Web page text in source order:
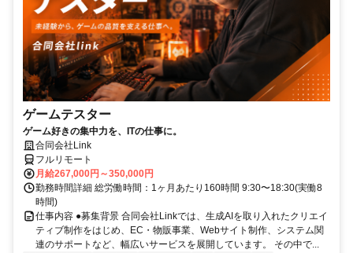
ゲームテスター
ゲーム好きの集中力を、ITの仕事に。
合同会社Link
フルリモート
月給267,000円～350,000円
勤務時間詳細 総労働時間：1ヶ月あたり160時間 9:30〜18:30(実働8
時間)
仕事内容 ●募集背景 合同会社Linkでは、生成AIを取り入れたクリエイ
ティブ制作をはじめ、EC・物販事業、Webサイト制作、システム関
連のサポートなど、幅広いサービスを展開しています。 その中で...